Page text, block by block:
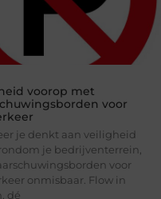
voorop met
voor
je denkt aan veiligheid
je bedrijventerrein,
voor
onmisbaar. Flow in
dé